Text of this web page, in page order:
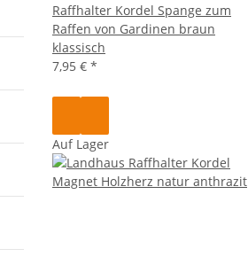
Raffhalter Kordel Spange zum
Raffen von Gardinen braun
klassisch
7,95 € *
Auf Lager